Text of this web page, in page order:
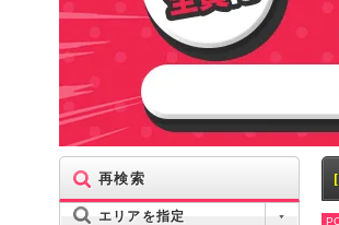
再検索
エリアを指定